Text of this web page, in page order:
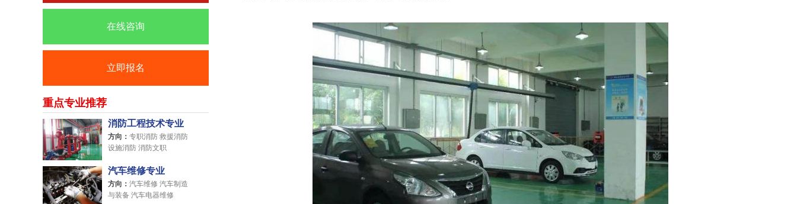
在线咨询
立即报名
重点专业推荐
消防工程技术专业
方向： 专职消防 救援消防
设施消防 消防文职
汽车维修专业
方向： 汽车维修 汽车制造
与装备 汽车电器维修